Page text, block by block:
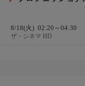
8/18(火) 02:20～04:30
ザ・シネマ HD